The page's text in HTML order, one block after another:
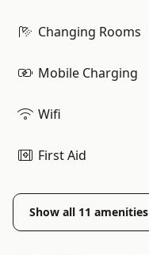
Changing Rooms
Mobile Charging
Wifi
First Aid
Show all 11 amenities